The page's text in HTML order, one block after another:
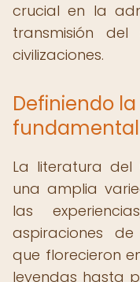
crucial en la
transmisión
civilizaciones.
Definiendo
fundamental
La literatura del
una amplia
las
aspiraciones
que florecieron
leyendas hasta